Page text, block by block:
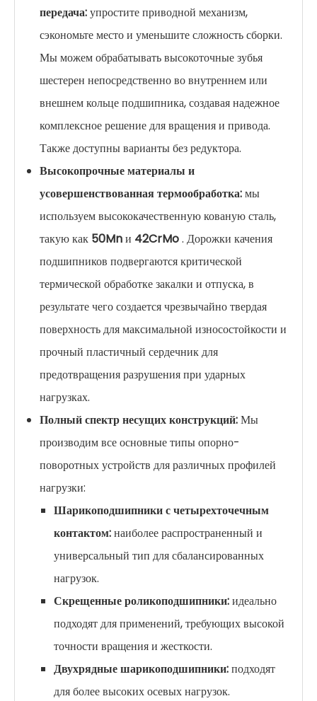
передача:упростите приводной механизм,
сэкономьте место и уменьшите сложность сборки.
Мы можем обрабатывать высокоточные зубья
шестерен непосредственно во внутреннем или
внешнем кольце подшипника, создавая надежное
комплексное решение для вращения и привода.
Также доступны варианты без редуктора.
Высокопрочные материалы и
усовершенствованная термообработка:мы
используем высококачественную кованую сталь,
такую ​​​​как 50Mnи 42CrMo. Дорожки качения
подшипников подвергаются критической
термической обработке закалки и отпуска, в
результате чего создается чрезвычайно твердая
поверхность для максимальной износостойкости и
прочный пластичный сердечник для
предотвращения разрушения при ударных
нагрузках.
Полный спектр несущих конструкций:Мы
производим все основные типы опорно-
поворотных устройств для различных профилей
нагрузки:
Шарикоподшипники с четырехточечным
контактом:наиболее распространенный и
универсальный тип для сбалансированных
нагрузок.
Скрещенные роликоподшипники:идеально
подходят для применений, требующих высокой
точности вращения и жесткости.
Двухрядные шарикоподшипники:подходят
для более высоких осевых нагрузок.